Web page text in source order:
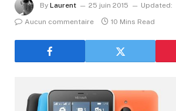
By Laurent 25 juin 2015 Updated:
Aucun commentaire
10 Mins Read